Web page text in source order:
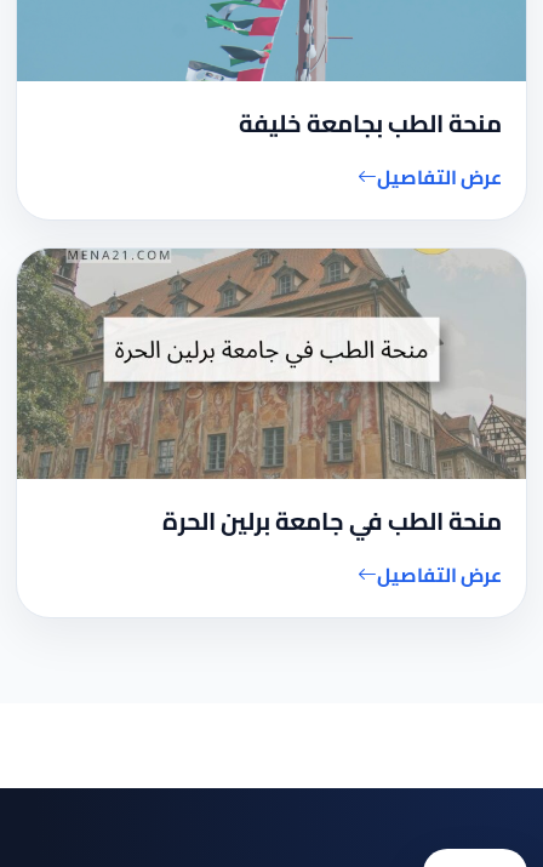
منحة الطب بجامعة خليفة
عرض التفاصيل
منحة الطب في جامعة برلين الحرة
عرض التفاصيل